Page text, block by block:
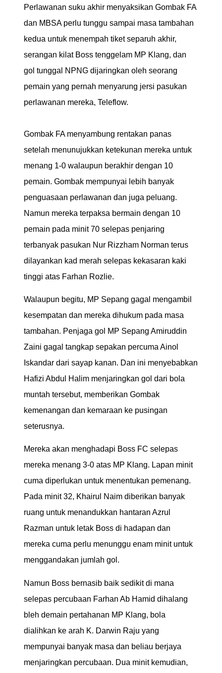
Perlawanan suku akhir menyaksikan Gombak FA
dan MBSA perlu tunggu sampai masa tambahan
kedua untuk menempah tiket separuh akhir,
serangan kilat Boss tenggelam MP Klang, dan
gol tunggal NPNG dijaringkan oleh seorang
pemain yang pernah menyarung jersi pasukan
perlawanan mereka, Teleflow.
Gombak FA menyambung rentakan panas
setelah menunujukkan ketekunan mereka untuk
menang 1-0 walaupun berakhir dengan 10
pemain. Gombak mempunyai lebih banyak
penguasaan perlawanan dan juga peluang.
Namun mereka terpaksa bermain dengan 10
pemain pada minit 70 selepas penjaring
terbanyak pasukan Nur Rizzham Norman terus
dilayankan kad merah selepas kekasaran kaki
tinggi atas Farhan Rozlie.
Walaupun begitu, MP Sepang gagal mengambil
kesempatan dan mereka dihukum pada masa
tambahan. Penjaga gol MP Sepang Amiruddin
Zaini gagal tangkap sepakan percuma Ainol
Iskandar dari sayap kanan. Dan ini menyebabkan
Hafizi Abdul Halim menjaringkan gol dari bola
muntah tersebut, memberikan Gombak
kemenangan dan kemaraan ke pusingan
seterusnya.
Mereka akan menghadapi Boss FC selepas
mereka menang 3-0 atas MP Klang. Lapan minit
cuma diperlukan untuk menentukan pemenang.
Pada minit 32, Khairul Naim diberikan banyak
ruang untuk menandukkan hantaran Azrul
Razman untuk letak Boss di hadapan dan
mereka cuma perlu menunggu enam minit untuk
menggandakan jumlah gol.
Namun Boss bernasib baik sedikit di mana
selepas percubaan Farhan Ab Hamid dihalang
bleh demain pertahanan MP Klang, bola
dialihkan ke arah K. Darwin Raju yang
mempunyai banyak masa dan beliau berjaya
menjaringkan percubaan. Dua minit kemudian,